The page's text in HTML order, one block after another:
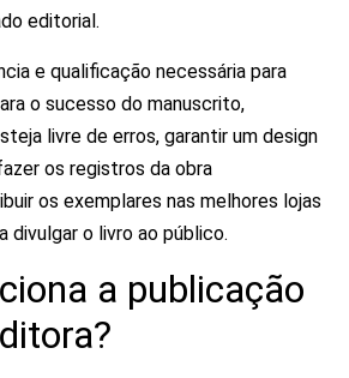
editorial.
e qualificação necessária para
o sucesso do manuscrito,
livre de erros, garantir um design
os registros da obra
os exemplares nas melhores lojas
divulgar o livro ao público.
a publicação